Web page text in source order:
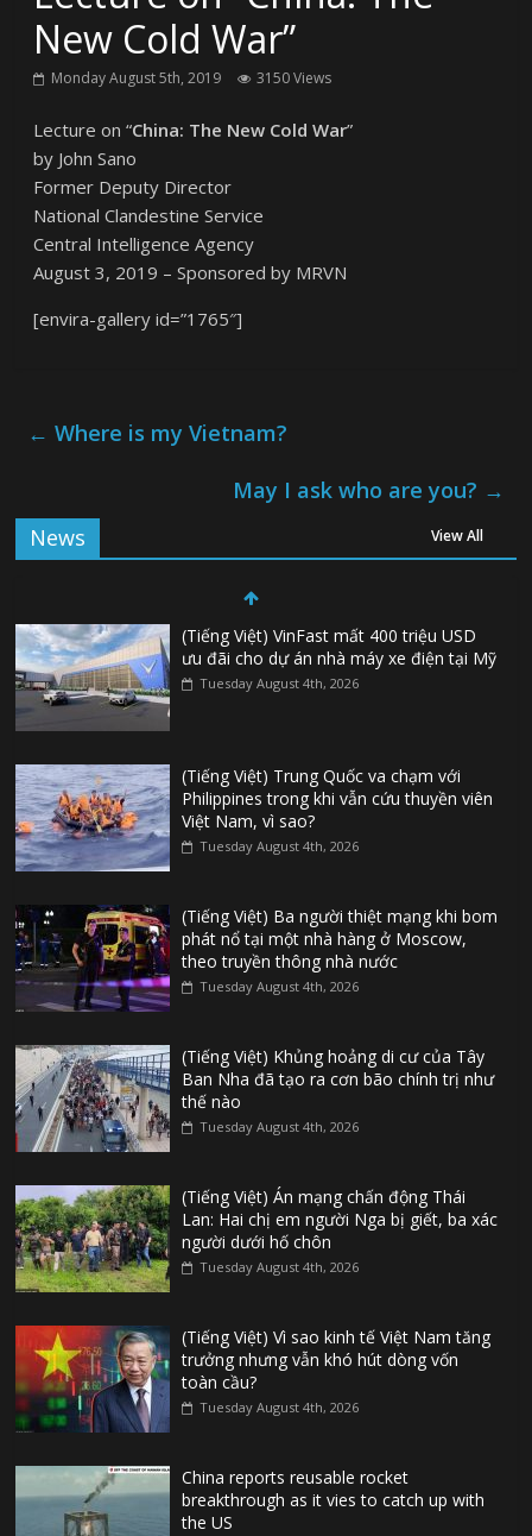
New Cold War”
Monday August 5th, 2019 3150 Views
Lecture on “China: The New Cold War”
by John Sano
Former Deputy Director
National Clandestine Service
Central Intelligence Agency
August 3, 2019 – Sponsored by MRVN
[envira-gallery id=”1765″]
← Where is my Vietnam?
May I ask who are you? →
News
View All
(Tiếng Việt) VinFast mất 400 triệu USD
ưu đãi cho dự án nhà máy xe điện tại Mỹ
Tuesday August 4th, 2026
(Tiếng Việt) Trung Quốc va chạm với
Philippines trong khi vẫn cứu thuyền viên
Việt Nam, vì sao?
Tuesday August 4th, 2026
(Tiếng Việt) Ba người thiệt mạng khi bom
phát nổ tại một nhà hàng ở Moscow,
theo truyền thông nhà nước
Tuesday August 4th, 2026
(Tiếng Việt) Khủng hoảng di cư của Tây
Ban Nha đã tạo ra cơn bão chính trị như
thế nào
Tuesday August 4th, 2026
(Tiếng Việt) Án mạng chấn động Thái
Lan: Hai chị em người Nga bị giết, ba xác
người dưới hố chôn
Tuesday August 4th, 2026
(Tiếng Việt) Vì sao kinh tế Việt Nam tăng
trưởng nhưng vẫn khó hút dòng vốn
toàn cầu?
Tuesday August 4th, 2026
China reports reusable rocket
breakthrough as it vies to catch up with
the US